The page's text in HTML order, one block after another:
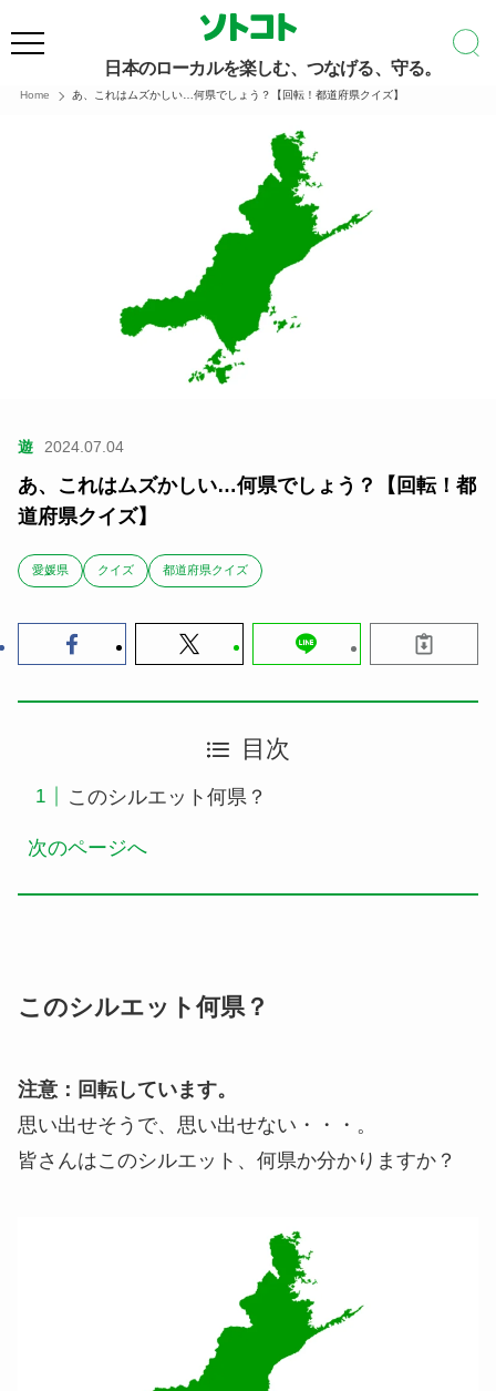
日本のローカルを楽しむ、つなげる、守る。
Home あ、これはムズかしい…何県でしょう？【回転！都道府県クイズ】
遊 2024.07.04
あ、これはムズかしい…何県でしょう？【回転！都
道府県クイズ】
愛媛県 クイズ 都道府県クイズ
目次
このシルエット何県？
次のページへ
このシルエット何県？
注意：回転しています。
思い出せそうで、思い出せない・・・。
皆さんはこのシルエット、何県か分かりますか？